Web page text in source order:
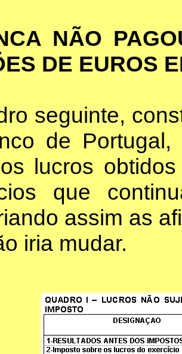
NÃO
DE EUROS
seguinte,
de
lucros
que
assim as
iria mudar.